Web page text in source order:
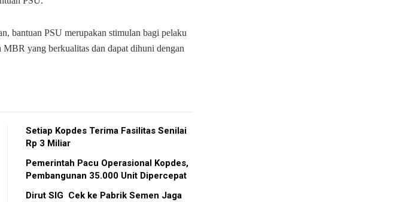
bantuan PSU merupakan stimulan bagi pelaku
yang berkualitas dan dapat dihuni dengan
Setiap Kopdes Terima Fasilitas Senilai
Rp 3 Miliar
Pemerintah Pacu Operasional Kopdes,
Pembangunan 35.000 Unit Dipercepat
Dirut SIG Cek ke Pabrik Semen Jaga